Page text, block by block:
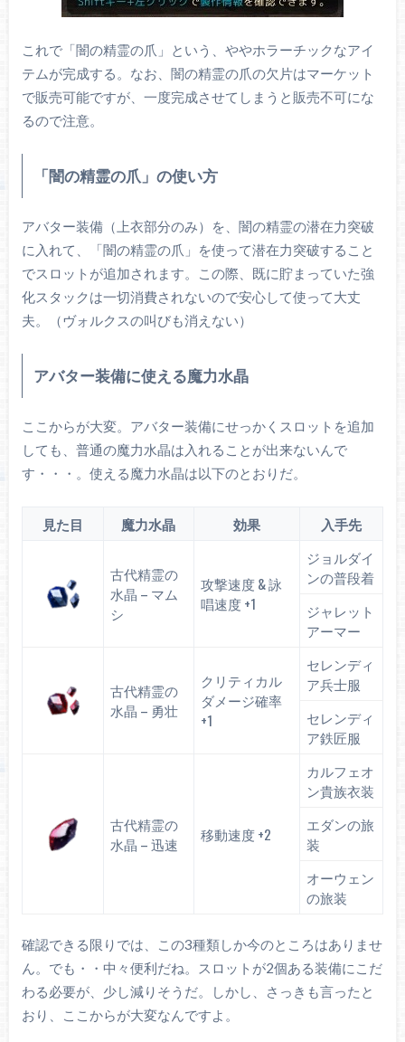
これで「闇の精霊の爪」という、ややホラーチックなアイ
テムが完成する。なお、闇の精霊の爪の欠片はマーケット
で販売可能ですが、一度完成させてしまうと販売不可にな
るので注意。
「闇の精霊の爪」の使い方
アバター装備（上衣部分のみ）を、闇の精霊の潜在力突破
に入れて、「闇の精霊の爪」を使って潜在力突破すること
でスロットが追加されます。この際、既に貯まっていた強
化スタックは一切消費されないので安心して使って大丈
夫。（ヴォルクスの叫びも消えない）
アバター装備に使える魔力水晶
ここからが大変。アバター装備にせっかくスロットを追加
しても、普通の魔力水晶は入れることが出来ないんで
す・・・。使える魔力水晶は以下のとおりだ。
見た目 魔力水晶 効果 入手先
古代精霊の
水晶 – マム
シ
攻撃速度 & 詠
唱速度 +1
ジョルダイ
ンの普段着
ジャレット
アーマー
古代精霊の
水晶 – 勇壮
クリティカル
ダメージ確率
+1
セレンディ
ア兵士服
セレンディ
ア鉄匠服
古代精霊の
水晶 – 迅速
移動速度 +2
カルフェオ
ン貴族衣装
エダンの旅
装
オーウェン
の旅装
確認できる限りでは、この3種類しか今のところはありませ
ん。でも・・中々便利だね。スロットが2個ある装備にこだ
わる必要が、少し減りそうだ。しかし、さっきも言ったと
おり、ここからが大変なんですよ。